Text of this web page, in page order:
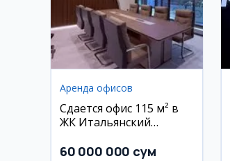
Аренда офисов
Сдается офис 115 м² в
ЖК Итальянский
60 000 000 сум